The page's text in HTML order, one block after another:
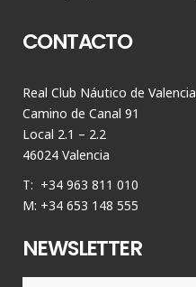
CONTACTO
Real Club Náutico de Valencia
Camino de Canal 91
Local 2.1 – 2.2
46024 Valencia
T: +34 963 811 010
M: +34 653 148 555
NEWSLETTER